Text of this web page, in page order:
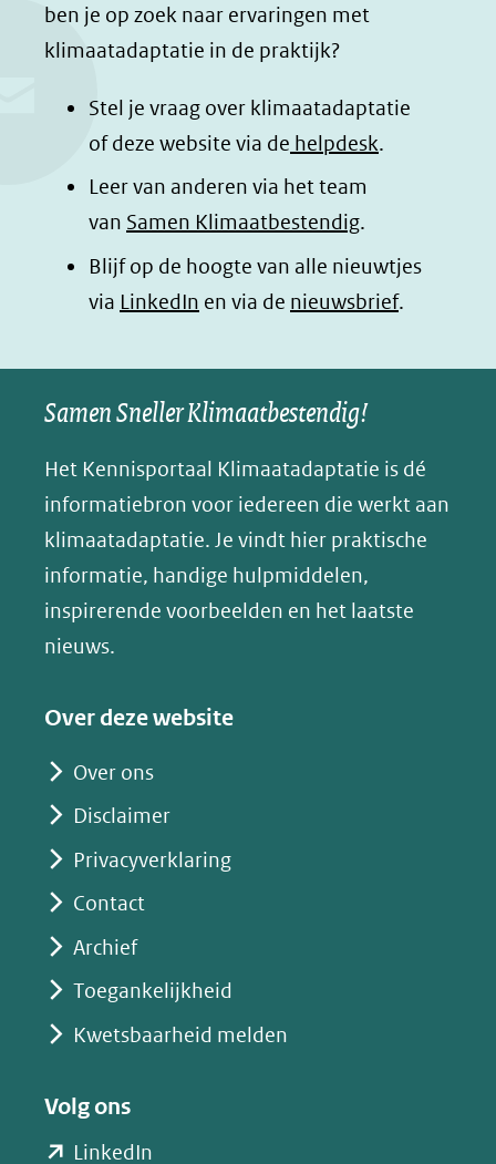
b
o
o
(opent
in
nieuw
venster)
naar
een
website)
d
I
(opent
in
nieuw
venster)
naar
een
website)
t
a
p
(opent
in
nieuw
venster)
naar
een
website)
d
l
e
p
B
l
e
s
y
(opent
in
nieuw
venster)
ben je op zoek naar ervaringen met
klimaatadaptatie in de praktijk?
Stel je vraag over klimaatadaptatie
of deze website via de helpdesk.
Leer van anderen via het team
van Samen Klimaatbestendig.
Blijf op de hoogte van alle nieuwtjes
via LinkedIn (opent
nieuw
venster)
naar
een
andere
website)
en via de nieuwsbrief.
Samen Sneller Klimaatbestendig!
Het Kennisportaal Klimaatadaptatie is dé
informatiebron voor iedereen die werkt aan
klimaatadaptatie. Je vindt hier praktische
informatie, handige hulpmiddelen,
inspirerende voorbeelden en het laatste
nieuws.
Over deze website
Over ons
Disclaimer
Privacyverklaring
Contact
Archief
Toegankelijkheid
Kwetsbaarheid melden
Volg ons
LinkedIn